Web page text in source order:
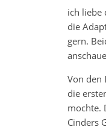
ich liebe
die
gern.
Von den
die
mochte.
Cinders